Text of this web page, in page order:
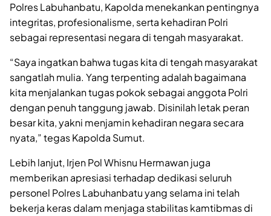
Polres Labuhanbatu, Kapolda menekankan pentingnya
integritas, profesionalisme, serta kehadiran Polri
sebagai representasi negara di tengah masyarakat.
“Saya ingatkan bahwa tugas kita di tengah masyarakat
sangatlah mulia. Yang terpenting adalah bagaimana
kita menjalankan tugas pokok sebagai anggota Polri
dengan penuh tanggung jawab. Disinilah letak peran
besar kita, yakni menjamin kehadiran negara secara
nyata,” tegas Kapolda Sumut.
Lebih lanjut, Irjen Pol Whisnu Hermawan juga
memberikan apresiasi terhadap dedikasi seluruh
personel Polres Labuhanbatu yang selama ini telah
bekerja keras dalam menjaga stabilitas kamtibmas di